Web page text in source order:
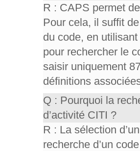
R : CAPS permet
Pour cela, il suffit
du code, en
pour rechercher le
saisir uniquement
définitions
Q : Pourquoi la
d’activité CITI ?
R : La sélection
recherche d’un